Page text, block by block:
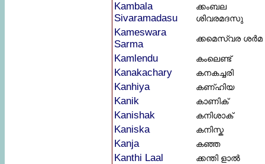
Kambala
Sivaramadasu
ക്കംബല
ശിവരമദസു
Kameswara
Sarma
ക്കമെസ്വര ശർമ
Kamlendu കംലെണ്ട്
Kanakachary കനകച്ചരി
Kanhiya കണ്ഹിയ
Kanik കാണിക്
Kanishak കനിശാക്
Kaniska കനിസ്ക
Kanja കഞ്ഞ
Kanthi Laal ക്കന്തി ളാൽ